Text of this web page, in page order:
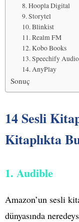
8. Hoopla Digital
9. Storytel
10. Blinkist
11. Realm FM
12. Kobo Books
13. Speechify
14. AnyPlay
Sonuç
14 Sesli
Kitaplıkta
1. Audible
Amazon’un sesli
dünyasında